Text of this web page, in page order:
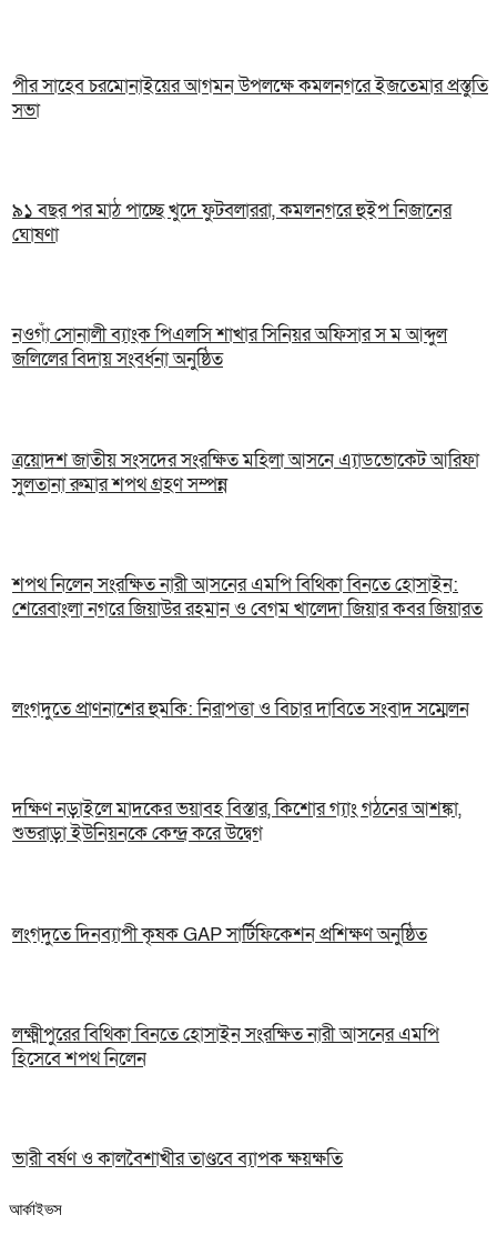
পীর সাহেব চরমোনাইয়ের আগমন উপলক্ষে কমলনগরে ইজতেমার প্রস্তুতি
সভা
৯১ বছর পর মাঠ পাচ্ছে খুদে ফুটবলাররা, কমলনগরে হুইপ নিজানের
ঘোষণা
নওগাঁ সোনালী ব্যাংক পিএলসি শাখার সিনিয়র অফিসার স ম আব্দুল
জলিলের বিদায় সংবর্ধনা অনুষ্ঠিত
ত্রয়োদশ জাতীয় সংসদের সংরক্ষিত মহিলা আসনে এ্যাডভোকেট আরিফা
সুলতানা রুমার শপথ গ্রহণ সম্পন্ন
শপথ নিলেন সংরক্ষিত নারী আসনের এমপি বিথিকা বিনতে হোসাইন:
শেরেবাংলা নগরে জিয়াউর রহমান ও বেগম খালেদা জিয়ার কবর জিয়ারত
লংগদুতে প্রাণনাশের হুমকি: নিরাপত্তা ও বিচার দাবিতে সংবাদ সম্মেলন
দক্ষিণ নড়াইলে মাদকের ভয়াবহ বিস্তার, কিশোর গ্যাং গঠনের আশঙ্কা,
শুভরাড়া ইউনিয়নকে কেন্দ্র করে উদ্বেগ
লংগদুতে দিনব্যাপী কৃষক GAP সার্টিফিকেশন প্রশিক্ষণ অনুষ্ঠিত
লক্ষ্মীপুরের বিথিকা বিনতে হোসাইন সংরক্ষিত নারী আসনের এমপি
হিসেবে শপথ নিলেন
ভারী বর্ষণ ও কালবৈশাখীর তাণ্ডবে ব্যাপক ক্ষয়ক্ষতি
আর্কাইভস